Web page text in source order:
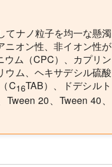
てナノ粒子を均一な懸濁
ニオン性、非イオン性が
ム（CPC）、カプリン
ウム、ヘキサデシル硫酸
C16TAB）、ドデシルト
20、Tween 40、